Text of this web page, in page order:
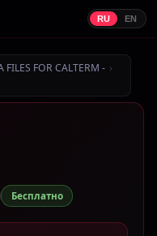
RU EN
FILES FOR CALTERM - ›
Бесплатно